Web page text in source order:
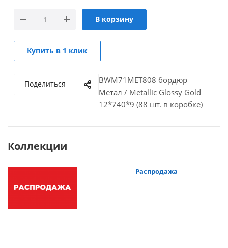
В корзину
Купить в 1 клик
Поделиться
BWM71MET808 бордюр
Метал / Metallic Glossy Gold
12*740*9 (88 шт. в коробке)
Коллекции
Распродажа